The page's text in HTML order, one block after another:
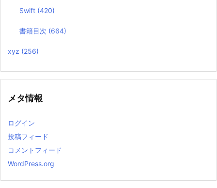
Swift (420)
書籍目次 (664)
xyz (256)
メタ情報
ログイン
投稿フィード
コメントフィード
WordPress.org